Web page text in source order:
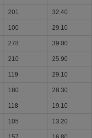
201 32.40
100 29.10
278 39.00
210 25.90
119 29.10
180 28.30
118 19.10
105 13.20